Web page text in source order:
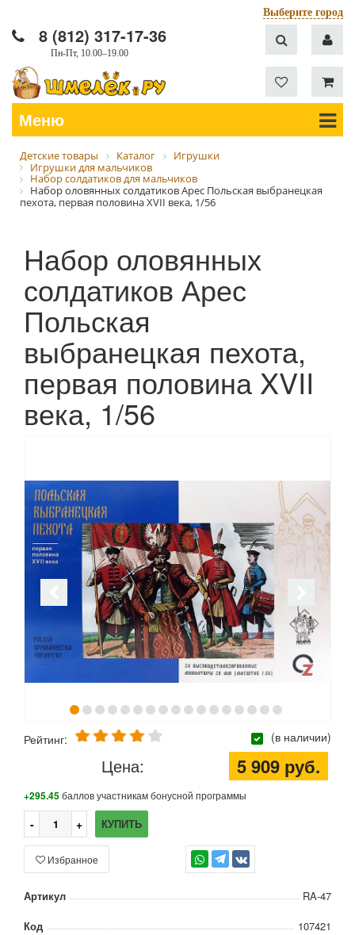
Выберите город
8 (812) 317-17-36
Пн-Пт, 10.00–19.00
Меню
Детские товары Каталог
Игрушки
Игрушки для мальчиков
Набор солдатиков для мальчиков
Набор оловянных солдатиков Арес Польская выбранецкая
пехота, первая половина XVII века, 1/56
Набор оловянных
солдатиков Арес
Польская
выбранецкая пехота,
первая половина XVII
века, 1/56
Рейтинг: (в наличии)
Цена: 5 909 руб.
+295.45баллов участникам бонусной программы
КУПИТЬ
TG
Избранное
Артикул
RA-47
Код
107421